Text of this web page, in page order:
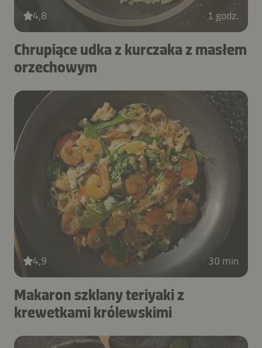
4,8 1 godz.
Chrupiące udka z kurczaka z masłem
orzechowym
4,9 30 min
Makaron szklany teriyaki z
krewetkami królewskimi